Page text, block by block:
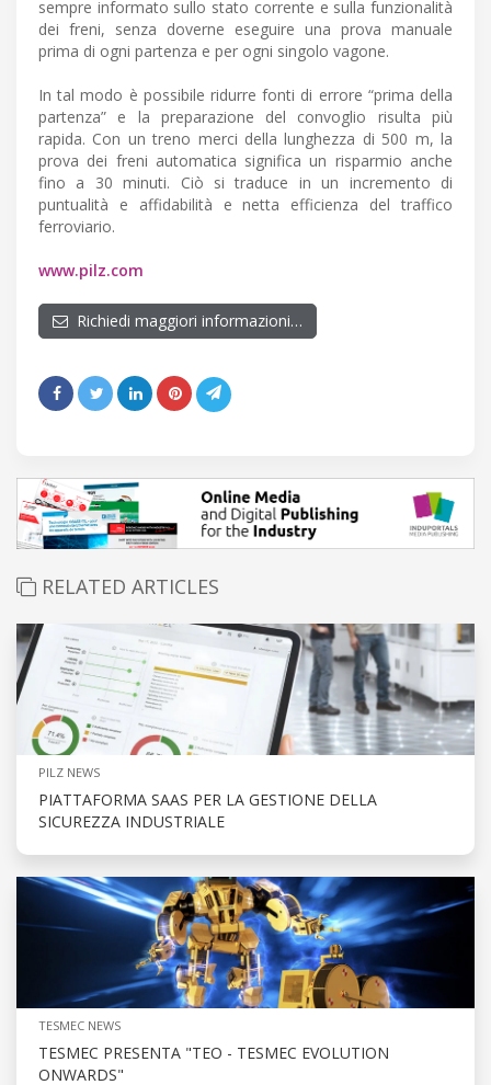
sempre informato sullo stato corrente e sulla funzionalità
dei freni, senza doverne eseguire una prova manuale
prima di ogni partenza e per ogni singolo vagone.
In tal modo è possibile ridurre fonti di errore “prima della
partenza” e la preparazione del convoglio risulta più
rapida. Con un treno merci della lunghezza di 500 m, la
prova dei freni automatica significa un risparmio anche
fino a 30 minuti. Ciò si traduce in un incremento di
puntualità e affidabilità e netta efficienza del traffico
ferroviario.
www.pilz.com
Richiedi maggiori informazioni…
RELATED ARTICLES
PILZ NEWS
PIATTAFORMA SAAS PER LA GESTIONE DELLA
SICUREZZA INDUSTRIALE
TESMEC NEWS
TESMEC PRESENTA "TEO - TESMEC EVOLUTION
ONWARDS"